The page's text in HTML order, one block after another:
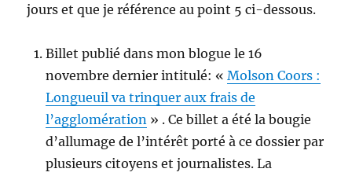
jours et que je référence au point 5 ci-dessous.
Billet publié dans mon blogue le 16
novembre dernier intitulé: «Molson Coors :
Longueuil va trinquer aux frais de
l’agglomération » . Ce billet a été la bougie
d’allumage de l’intérêt porté à ce dossier par
plusieurs citoyens et journalistes. La